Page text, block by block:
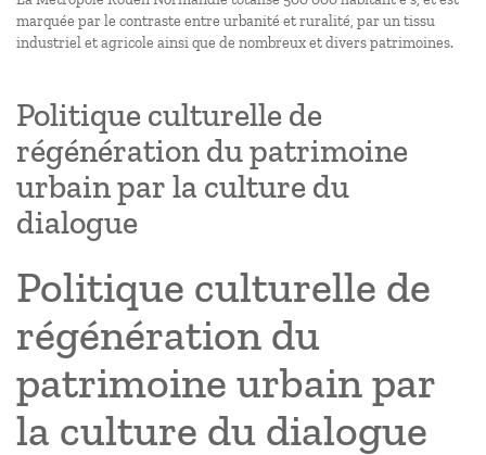
marquée par le contraste entre urbanité et ruralité, par un tissu
industriel et agricole ainsi que de nombreux et divers patrimoines.
Politique culturelle de
régénération du patrimoine
urbain par la culture du
dialogue
Politique culturelle de
régénération du
patrimoine urbain par
la culture du dialogue